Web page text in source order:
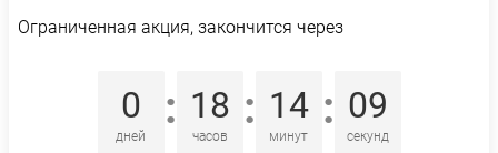
Ограниченная акция, закончится через
0
дней
: 18
часов
: 14
минут
: 08
секунд